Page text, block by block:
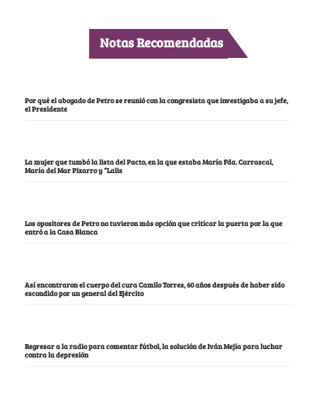
Notas Recomendadas
Por qué el abogado de Petro se reunió con la congresista que investigaba a su jefe,
el Presidente
La mujer que tumbó la lista del Pacto, en la que estaba María Fda. Carrascal,
María del Mar Pizarro y “Lalis
Los opositores de Petro no tuvieron más opción que criticar la puerta por la que
entró a la Casa Blanca
Así encontraron el cuerpo del cura Camilo Torres, 60 años después de haber sido
escondido por un general del Ejército
Regresar a la radio para comentar fútbol, la solución de Iván Mejía para luchar
contra la depresión